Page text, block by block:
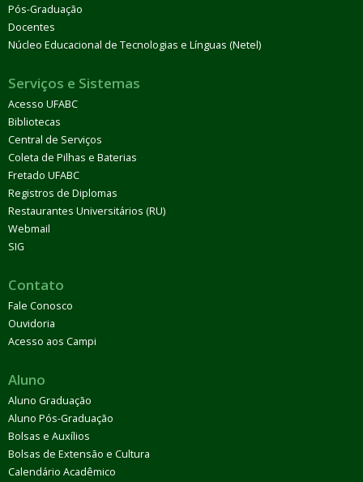
Pós-Graduação
Docentes
Núcleo Educacional de Tecnologias e Línguas (Netel)
Serviços e Sistemas
Acesso UFABC
Bibliotecas
Central de Serviços
Coleta de Pilhas e Baterias
Fretado UFABC
Registros de Diplomas
Restaurantes Universitários (RU)
Webmail
SIG
Contato
Fale Conosco
Ouvidoria
Acesso aos Campi
Aluno
Aluno Graduação
Aluno Pós-Graduação
Bolsas e Auxílios
Bolsas de Extensão e Cultura
Calendário Acadêmico